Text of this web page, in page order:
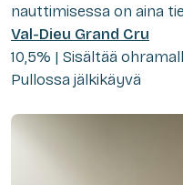
nauttimisessa on aina
Val-Dieu Grand Cru
10,5% | Sisältää
Pullossa jälkikäyvä